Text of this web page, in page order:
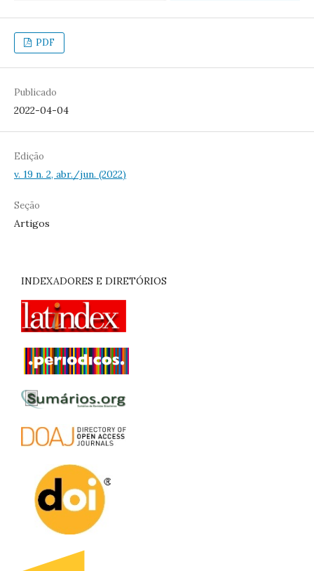
PDF
Publicado
2022-04-04
Edição
v. 19 n. 2, abr./jun. (2022)
Seção
Artigos
INDEXADORES E DIRETÓRIOS